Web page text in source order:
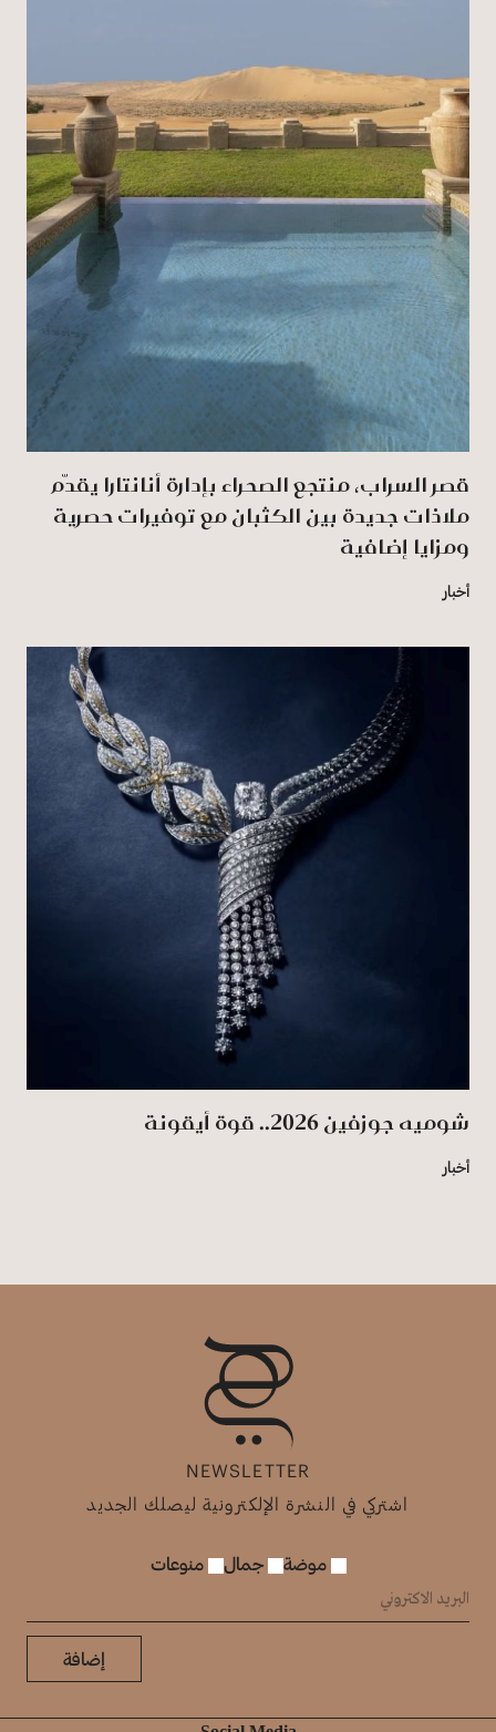
قصر السراب، منتجع الصحراء بإدارة أنانتارا يقدّم
ملاذات جديدة بين الكثبان مع توفيرات حصرية
ومزايا إضافية
أخبار
شوميه جوزفين 2026.. قوة أيقونة
أخبار
NEWSLETTER
اشتركي في النشرة الإلكترونية ليصلك الجديد
موضة جمال منوعات
إضافة